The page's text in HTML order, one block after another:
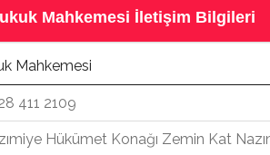
Mahkemesi İletişim Bilgileri
Mahkemesi
411 2109
Hükümet Konağı Zemin Kat